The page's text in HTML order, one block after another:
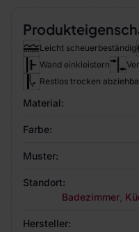
Leicht scheuerbeständig
Wand einkleistern
Restlos trocken
Material:
Farbe:
Muster:
Standort:
Badezimmer
Hersteller: